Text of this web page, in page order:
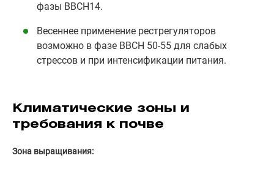
фазы ВВСН14.
Весеннее применение рестрегуляторов
возможно в фазе ВВСН 50-55 для слабых
стрессов и при интенсификации питания.
Климатические зоны и
требования к почве
Зона выращивания: